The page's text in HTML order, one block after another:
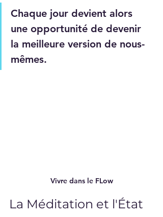
Chaque jour devient alors
une opportunité de devenir
la meilleure version de nous-
mêmes.
Vivre dans le FLow
La Méditation et l'État